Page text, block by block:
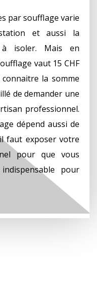
par soufflage varie
et aussi la
isoler. Mais en
vaut 15 CHF
la somme
de demander une
professionnel.
dépend aussi de
faut exposer votre
pour que vous
pour